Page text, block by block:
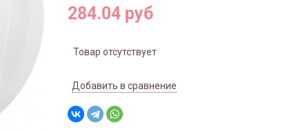
284.04 руб
Товар отсутствует
Добавить в сравнение